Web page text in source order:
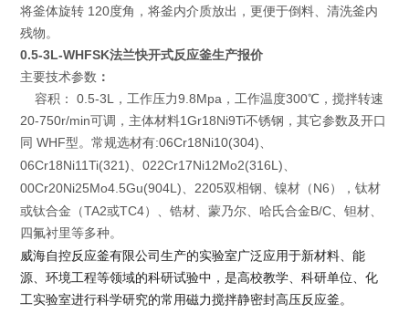
将釜体旋转 120度角，将釜内介质放出，更便于倒料、清洗釜内
残物。
0.5-3L-WHFSK法兰快开式反应釜生产报价
主要技术参数 ：
容积： 0.5-3L，工作压力9.8Mpa，工作温度300℃，搅拌转速
20-750r/min可调，主体材料1Gr18Ni9Ti不锈钢，其它参数及开口
同 WHF型。常规选材有:06Cr18Ni10(304)、
06Cr18Ni11Ti(321)、022Cr17Ni12Mo2(316L)、
00Cr20Ni25Mo4.5Gu(904L)、2205双相钢、镍材（ N6 ），钛材
或钛合金（TA2或TC4）、锆材、蒙乃尔、哈氏合金B/C、钽材、
四氟衬里等多种。
威海自控反应釜有限公司生产的实验室广泛应用于新材料、能
源、环境工程等领域的科研试验中，是高校教学、科研单位、化
工实验室进行科学研究的常用磁力搅拌静密封高压反应釜。